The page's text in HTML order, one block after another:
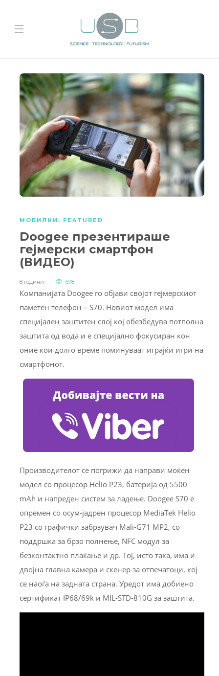
МОБИЛНИ , FEATURED
Doogee презентираше
гејмерски смартфон
(ВИДЕО)
8 години 678
Компанијата Doogee го објави својот гејмерскиот
паметен телефон – S70. Новиот модел има
специјален заштитен слој кој обезбедува потполна
заштита од вода и е специјално фокусиран кон
оние кои долго време поминуваат играјќи игри на
смартфонот.
Производителот се погрижи да направи моќен
модел со процесор Helio P23, батерија од 5500
mAh и напреден систем за ладење. Doogee S70 е
опремен со осум-јадрен процесор MediaTek Helio
P23 со графички забрзувач Mali-G71 MP2, со
поддршка за брзо полнење, NFC модул за
безконтактно плаќање и др. Тој, исто така, има и
двојна главна камера и скенер за отпечатоци, кој
се наоѓа на задната страна. Уредот има добиено
сертификат IP68/69k и MIL-STD-810G за заштита.